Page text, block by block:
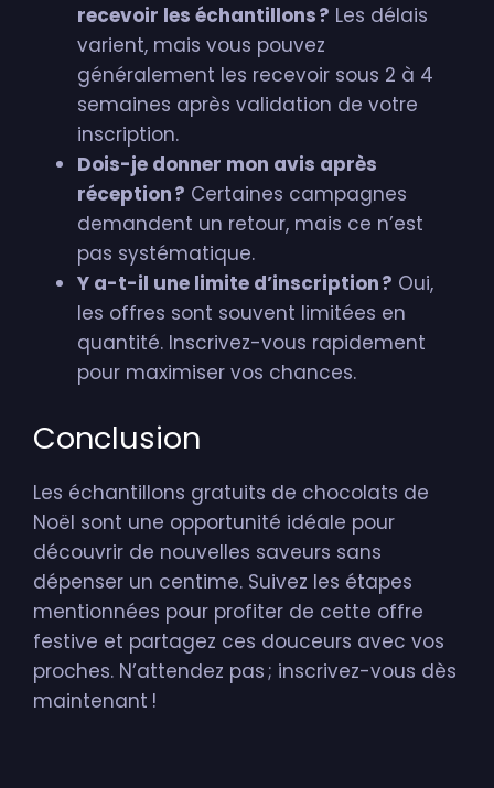
recevoir les échantillons ? Les délais
varient, mais vous pouvez
généralement les recevoir sous 2 à 4
semaines après validation de votre
inscription.
Dois-je donner mon avis après
réception ? Certaines campagnes
demandent un retour, mais ce n’est
pas systématique.
Y a-t-il une limite d’inscription ? Oui,
les offres sont souvent limitées en
quantité. Inscrivez-vous rapidement
pour maximiser vos chances.
Conclusion
Les échantillons gratuits de chocolats de
Noël sont une opportunité idéale pour
découvrir de nouvelles saveurs sans
dépenser un centime. Suivez les étapes
mentionnées pour profiter de cette offre
festive et partagez ces douceurs avec vos
proches. N’attendez pas ; inscrivez-vous dès
maintenant !